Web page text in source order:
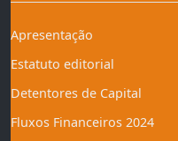
Apresentação
Estatuto editorial
Detentores de Capital
Fluxos Financeiros 2024